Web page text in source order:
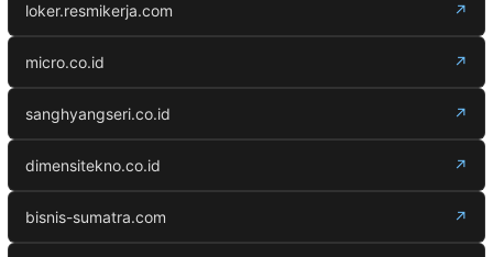
loker.resmikerja.com ↗
micro.co.id ↗
sanghyangseri.co.id ↗
dimensitekno.co.id ↗
bisnis-sumatra.com ↗